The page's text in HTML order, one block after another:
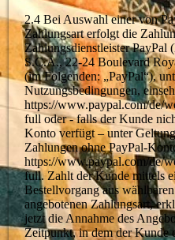
2.4 Bei Auswahl einer von
Zahlungsart erfolgt die
Zahlungsdienstleister PayPal
S.C.A., 22-24 Boulevard
(im Folgenden: „PayPal“),
Nutzungsbedingungen,
https://www.paypal.com/de/
full oder - falls der Kunde
Konto verfügt – unter
Zahlungen ohne PayPal-
https://www.paypal.com/de/
full. Zahlt der Kunde mittels
Bestellvorgang aus
angebotenen Zahlungsart,
jetzt die Annahme des
Zeitpunkt, in dem der Kunde